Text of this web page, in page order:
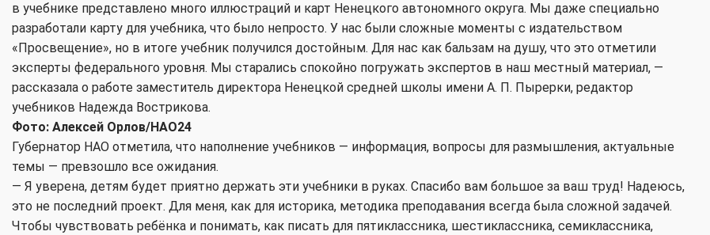
в учебнике представлено много иллюстраций и карт Ненецкого автономного округа. Мы даже специально
разработали карту для учебника, что было непросто. У нас были сложные моменты с издательством
«Просвещение», но в итоге учебник получился достойным. Для нас как бальзам на душу, что это отметили
эксперты федерального уровня. Мы старались спокойно погружать экспертов в наш местный материал, —
рассказала о работе заместитель директора Ненецкой средней школы имени А. П. Пырерки, редактор
учебников Надежда Вострикова.
Фото: Алексей Орлов/НАО24
Губернатор НАО отметила, что наполнение учебников — информация, вопросы для размышления, актуальные
темы — превзошло все ожидания.
— Я уверена, детям будет приятно держать эти учебники в руках. Спасибо вам большое за ваш труд! Надеюсь,
это не последний проект. Для меня, как для историка, методика преподавания всегда была сложной задачей.
Чтобы чувствовать ребёнка и понимать, как писать для пятиклассника, шестиклассника, семиклассника,